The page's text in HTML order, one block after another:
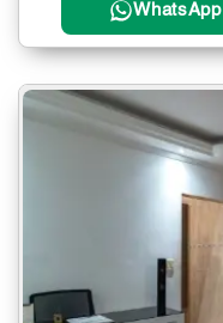
WhatsApp